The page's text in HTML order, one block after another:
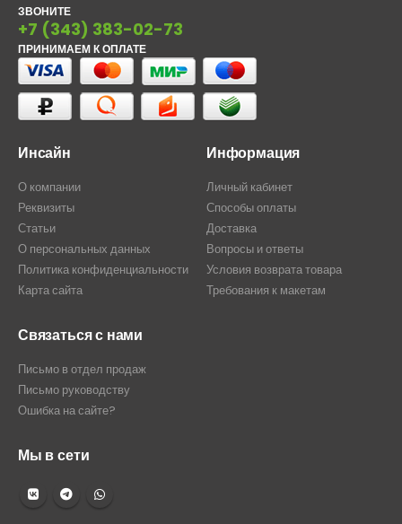
ЗВОНИТЕ
+7 (343) 383-02-73
ПРИНИМАЕМ К ОПЛАТЕ
Инсайн
О компании
Реквизиты
Статьи
О персональных данных
Политика конфиденциальности
Карта сайта
Информация
Личный кабинет
Способы оплаты
Доставка
Вопросы и ответы
Условия возврата товара
Требования к макетам
Связаться с нами
Письмо в отдел продаж
Письмо руководству
Ошибка на сайте?
Мы в сети